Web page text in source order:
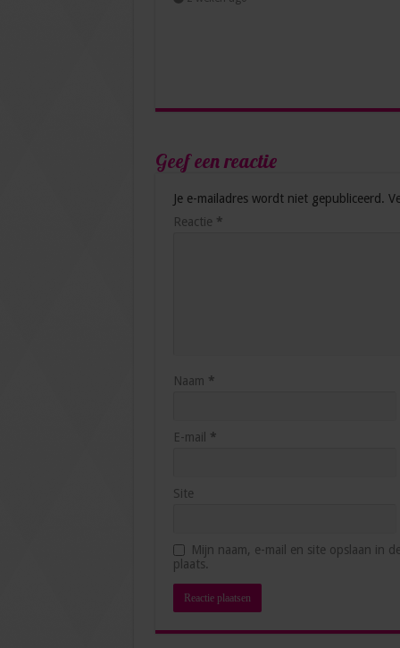
Geef een reactie
Je e-mailadres wordt niet gepubliceerd.
Reactie *
Naam *
E-mail *
Site
Mijn naam, e-mail en site opslaan in
plaats.